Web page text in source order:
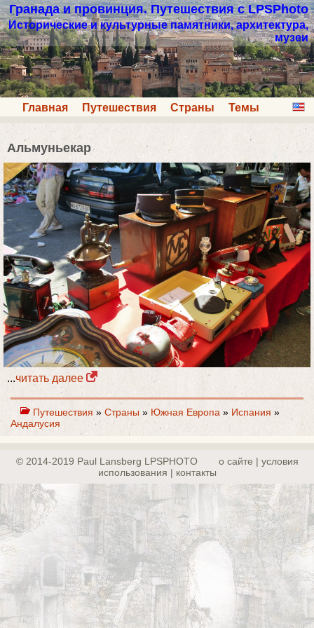
Гранада и провинция. Путешествия с LPSPhoto
Исторические и культурные памятники, архитектура,
музеи
Главная Путешествия Страны Темы
Альмуньекар
...читать далее
Путешествия » Страны » Южная Европа » Испания »
Андалусия
© 2014-2019 Paul Lansberg LPSPHOTO
о сайте | yсловия
использования | контакты